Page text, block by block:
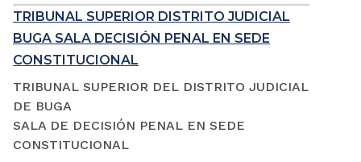
TRIBUNAL SUPERIOR DISTRITO JUDICIAL
BUGA SALA DECISIÓN PENAL EN SEDE
CONSTITUCIONAL
TRIBUNAL SUPERIOR DEL DISTRITO JUDICIAL
DE BUGA
SALA DE DECISIÓN PENAL EN SEDE
CONSTITUCIONAL